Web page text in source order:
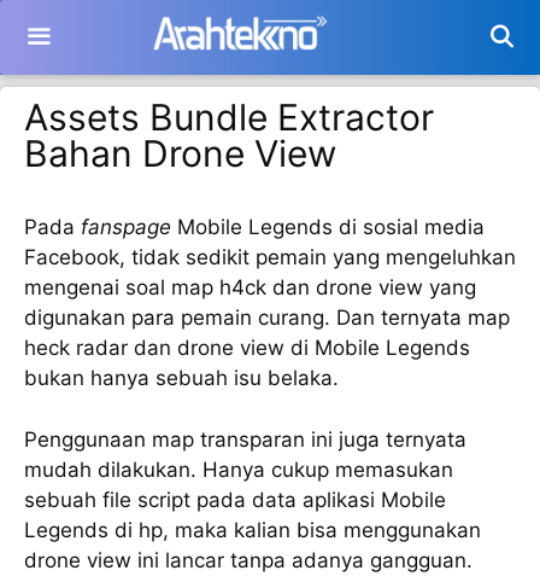
isi
Assets Bundle Extractor
Bahan Drone View
Pada fanspage Mobile Legends di sosial media
Facebook, tidak sedikit pemain yang mengeluhkan
mengenai soal map h4ck dan drone view yang
digunakan para pemain curang. Dan ternyata map
heck radar dan drone view di Mobile Legends
bukan hanya sebuah isu belaka.
Penggunaan map transparan ini juga ternyata
mudah dilakukan. Hanya cukup memasukan
sebuah file script pada data aplikasi Mobile
Legends di hp, maka kalian bisa menggunakan
drone view ini lancar tanpa adanya gangguan.